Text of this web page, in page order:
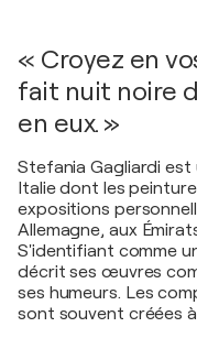
« Croyez en
fait nuit noire
en eux. »
Stefania Gagliardi est
Italie dont les
expositions
Allemagne, aux
S'identifiant comme
décrit ses œuvres
ses humeurs. Les
sont souvent créées